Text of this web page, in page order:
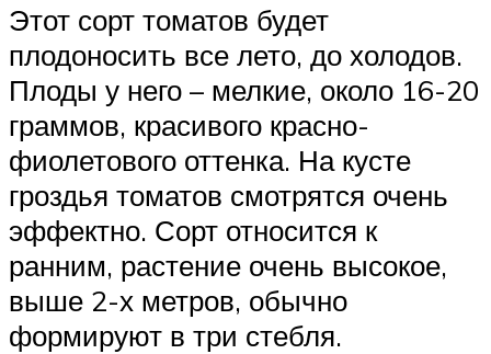
Этот сорт томатов будет
плодоносить все лето, до холодов.
Плоды у него – мелкие, около 16-20
граммов, красивого красно-
фиолетового оттенка. На кусте
гроздья томатов смотрятся очень
эффектно. Сорт относится к
ранним, растение очень высокое,
выше 2-х метров, обычно
формируют в три стебля.